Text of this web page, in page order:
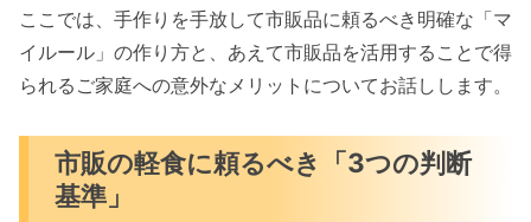
バランスは？
まとめ
ここでは、手作りを手放して市販品に頼るべき明確な「マ
イルール」の作り方と、あえて市販品を活用することで得
られるご家庭への意外なメリットについてお話しします。
市販の軽食に頼るべき「3つの判断
基準」